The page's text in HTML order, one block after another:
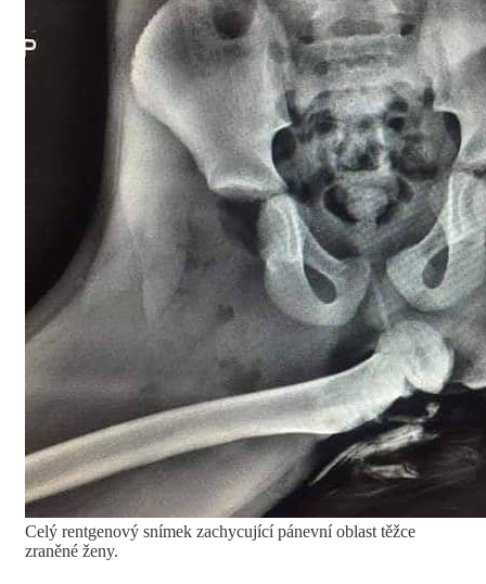
Celý rentgenový snímek zachycující pánevní oblast těžce
zraněné ženy.